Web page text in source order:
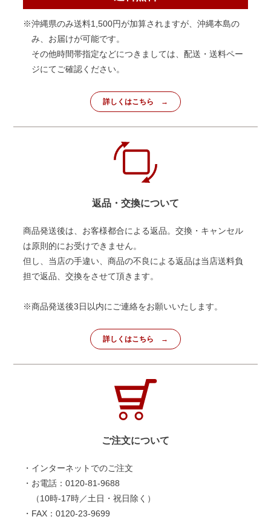
※沖縄県のみ送料1,500円が加算されますが、沖縄本島の
み、お届けが可能です。
その他時間帯指定などにつきましては、配送・送料ペー
ジにてご確認ください。
詳しくはこちら
返品・交換について
商品発送後は、お客様都合による返品。交換・キャンセル
は原則的にお受けできません。
但し、当店の手違い、商品の不良による返品は当店送料負
担で返品、交換をさせて頂きます。
※商品発送後3日以内にご連絡をお願いいたします。
詳しくはこちら
ご注文について
・インターネットでのご注文
・お電話：0120-81-9688
（10時-17時／土日・祝日除く）
・FAX：0120-23-9699